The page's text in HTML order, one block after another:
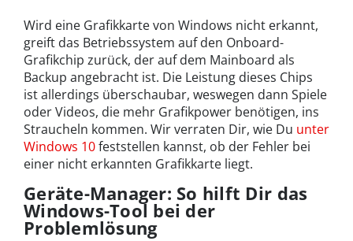
Wird eine Grafikkarte von Windows nicht erkannt,
greift das Betriebssystem auf den Onboard-
Grafikchip zurück, der auf dem Mainboard als
Backup angebracht ist. Die Leistung dieses Chips
ist allerdings überschaubar, weswegen dann Spiele
oder Videos, die mehr Grafikpower benötigen, ins
Straucheln kommen. Wir verraten Dir, wie Du unter
Windows 10feststellen kannst, ob der Fehler bei
einer nicht erkannten Grafikkarte liegt.
Geräte-Manager: So hilft Dir das
Windows-Tool bei der
Problemlösung